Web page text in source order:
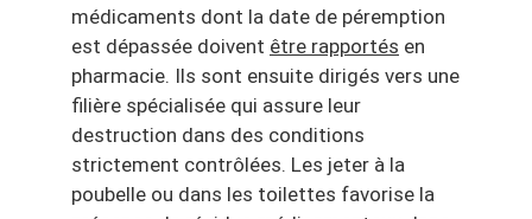
médicaments dont la date de péremption
est dépassée doivent être rapportés en
pharmacie. Ils sont ensuite dirigés vers une
filière spécialisée qui assure leur
destruction dans des conditions
strictement contrôlées. Les jeter à la
poubelle ou dans les toilettes favorise la